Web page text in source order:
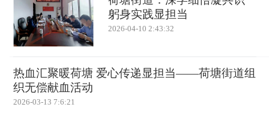
躬身实践显担当
2026-04-10 2:43:32
热血汇聚暖荷塘 爱心传递显担当——荷塘街道组
织无偿献血活动
2026-03-13 7:6:21